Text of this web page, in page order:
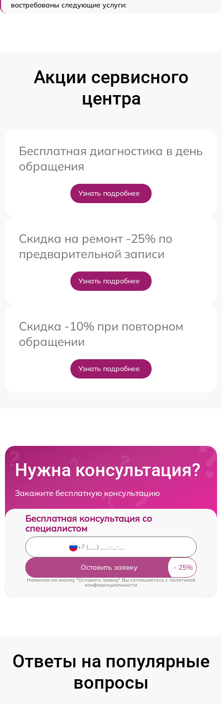
востребованы следующие услуги:
Акции сервисного
центра
Бесплатная диагностика в день
обращения
Узнать подробнее
Скидка на ремонт -25% по
предварительной записи
Узнать подробнее
Скидка -10% при повторном
обращении
Узнать подробнее
Нужна консультация?
Закажите бесплатную консультацию
Бесплатная консультация со
специалистом
Оставить заявку
Нажимая на кнопку "Оставить заявку" Вы соглашаетесь cполитикой
конфиденциальности
Ответы на популярные
вопросы